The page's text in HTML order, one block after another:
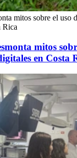
mitos sobre el uso
Rica
mitos
en Costa